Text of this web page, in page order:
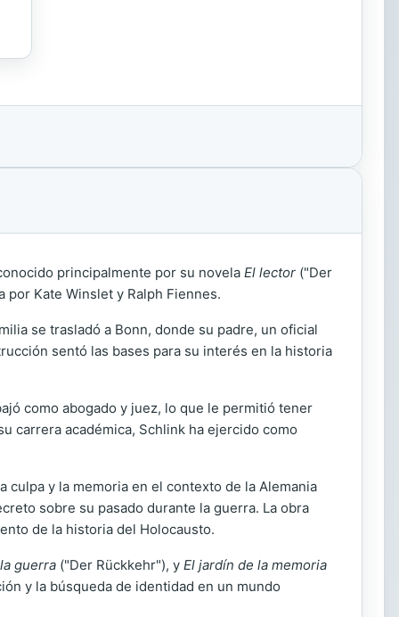
principalmente por su novela El lector ("Der
por Kate Winslet y Ralph Fiennes.
se trasladó a Bonn, donde su padre, un oficial
sentó las bases para su interés en la historia
como abogado y juez, lo que le permitió tener
carrera académica, Schlink ha ejercido como
culpa y la memoria en el contexto de la Alemania
sobre su pasado durante la guerra. La obra
de la historia del Holocausto.
guerra ("Der Rückkehr"), y El jardín de la memoria
y la búsqueda de identidad en un mundo